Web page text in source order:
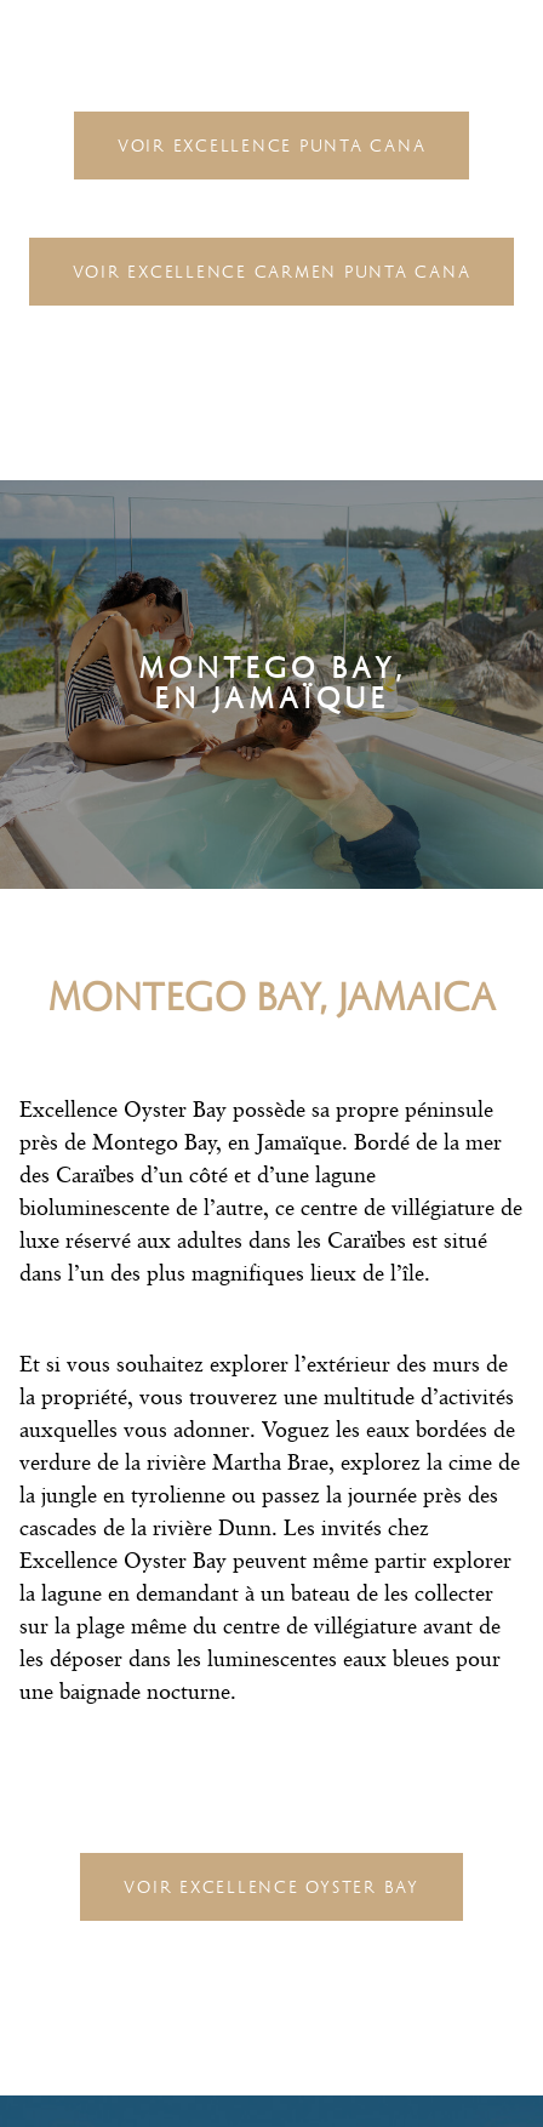
VOIR EXCELLENCE PUNTA CANA
VOIR EXCELLENCE CARMEN PUNTA CANA
MONTEGO BAY,
EN JAMAÏQUE
MONTEGO BAY, JAMAICA
Excellence Oyster Bay possède sa propre péninsule
près de Montego Bay, en Jamaïque. Bordé de la mer
des Caraïbes d’un côté et d’une lagune
bioluminescente de l’autre, ce centre de villégiature de
luxe réservé aux adultes dans les Caraïbes est situé
dans l’un des plus magnifiques lieux de l’île.
Et si vous souhaitez explorer l’extérieur des murs de
la propriété, vous trouverez une multitude d’activités
auxquelles vous adonner. Voguez les eaux bordées de
verdure de la rivière Martha Brae, explorez la cime de
la jungle en tyrolienne ou passez la journée près des
cascades de la rivière Dunn. Les invités chez
Excellence Oyster Bay peuvent même partir explorer
la lagune en demandant à un bateau de les collecter
sur la plage même du centre de villégiature avant de
les déposer dans les luminescentes eaux bleues pour
une baignade nocturne.
VOIR EXCELLENCE OYSTER BAY